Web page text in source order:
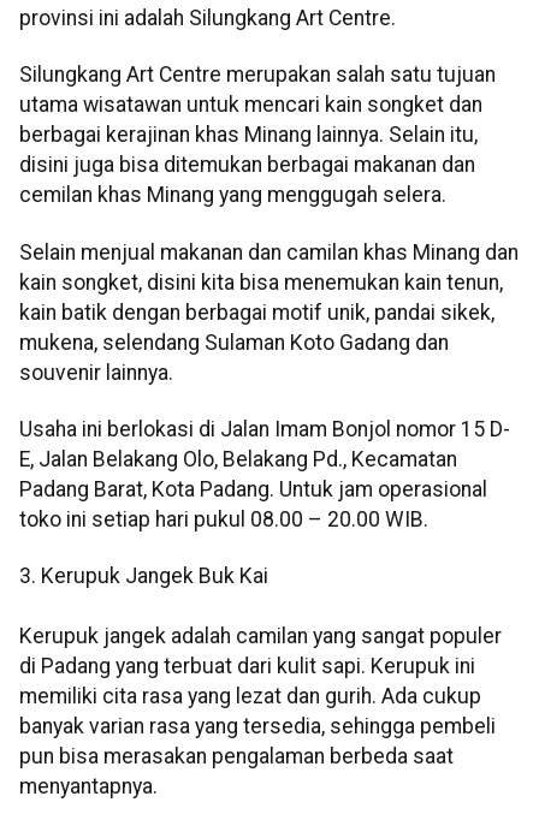
provinsi ini adalah Silungkang Art Centre.
Silungkang Art Centre merupakan salah satu tujuan
utama wisatawan untuk mencari kain songket dan
berbagai kerajinan khas Minang lainnya. Selain itu,
disini juga bisa ditemukan berbagai makanan dan
cemilan khas Minang yang menggugah selera.
Selain menjual makanan dan camilan khas Minang dan
kain songket, disini kita bisa menemukan kain tenun,
kain batik dengan berbagai motif unik, pandai sikek,
mukena, selendang Sulaman Koto Gadang dan
souvenir lainnya.
Usaha ini berlokasi di Jalan Imam Bonjol nomor 15 D-
E, Jalan Belakang Olo, Belakang Pd., Kecamatan
Padang Barat, Kota Padang. Untuk jam operasional
toko ini setiap hari pukul 08.00 – 20.00 WIB.
3. Kerupuk Jangek Buk Kai
Kerupuk jangek adalah camilan yang sangat populer
di Padang yang terbuat dari kulit sapi. Kerupuk ini
memiliki cita rasa yang lezat dan gurih. Ada cukup
banyak varian rasa yang tersedia, sehingga pembeli
pun bisa merasakan pengalaman berbeda saat
menyantapnya.